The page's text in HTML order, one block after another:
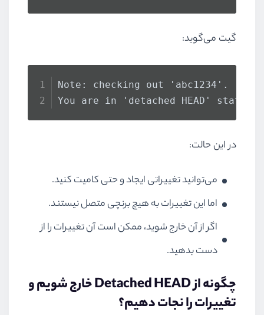
گیت می‌گوید:
Note: checking out 'abc1234'.
You are in 'detached HEAD' state.
در این حالت:
می‌توانید تغییراتی ایجاد و حتی کامیت کنید.
اما این تغییرات به هیچ برنچی متصل نیستند.
اگر از آن خارج شوید، ممکن است آن تغییرات را از
دست بدهید.
چگونه از Detached HEAD خارج شویم و
تغییرات را نجات دهیم؟